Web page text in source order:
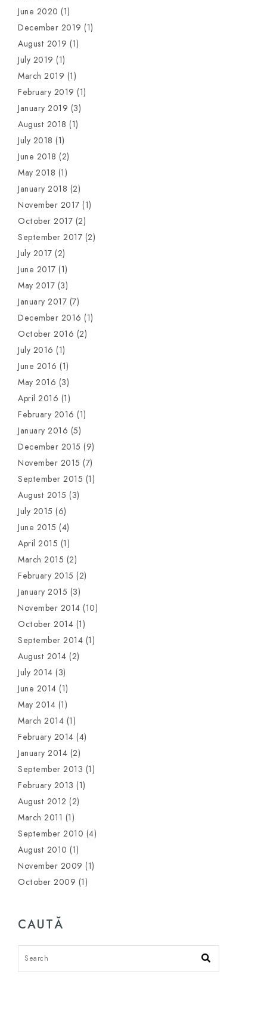
June 2020 (1)
December 2019 (1)
August 2019 (1)
July 2019 (1)
March 2019 (1)
February 2019 (1)
January 2019 (3)
August 2018 (1)
July 2018 (1)
June 2018 (2)
May 2018 (1)
January 2018 (2)
November 2017 (1)
October 2017 (2)
September 2017 (2)
July 2017 (2)
June 2017 (1)
May 2017 (3)
January 2017 (7)
December 2016 (1)
October 2016 (2)
July 2016 (1)
June 2016 (1)
May 2016 (3)
April 2016 (1)
February 2016 (1)
January 2016 (5)
December 2015 (9)
November 2015 (7)
September 2015 (1)
August 2015 (3)
July 2015 (6)
June 2015 (4)
April 2015 (1)
March 2015 (2)
February 2015 (2)
January 2015 (3)
November 2014 (10)
October 2014 (1)
September 2014 (1)
August 2014 (2)
July 2014 (3)
June 2014 (1)
May 2014 (1)
March 2014 (1)
February 2014 (4)
January 2014 (2)
September 2013 (1)
February 2013 (1)
August 2012 (2)
March 2011 (1)
September 2010 (4)
August 2010 (1)
November 2009 (1)
October 2009 (1)
CAUTĂ